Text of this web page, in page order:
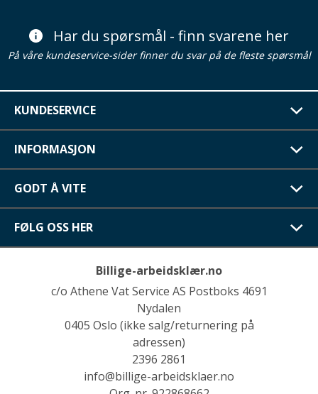
Har du spørsmål - finn svarene her
På våre kundeservice-sider finner du svar på de fleste spørsmål
KUNDESERVICE
INFORMASJON
GODT Å VITE
FØLG OSS HER
Billige-arbeidsklær.no
c/o Athene Vat Service AS Postboks 4691
Nydalen
0405 Oslo (ikke salg/returnering på
adressen)
2396 2861
info@billige-arbeidsklaer.no